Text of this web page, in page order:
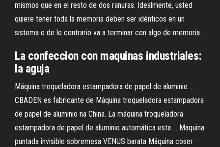
mismos que en el resto de dos ranuras. Idealmente, usted
quiere tener toda la memoria deben ser idénticos en un
sistema o de lo contrario va a terminar con algo de memoria...
La confeccioncon maquinas industriales:
la aguja
Máquina troqueladora estampadora de papel de aluminio ...
CBADEN es fabricante de Máquina troqueladora estampadora
de papel de aluminio na China. La máquina troqueladora
estampadora de papel de aluminio automática esta ... Maquina
puntada invisible sobremesa VENUS barata Máquina coser